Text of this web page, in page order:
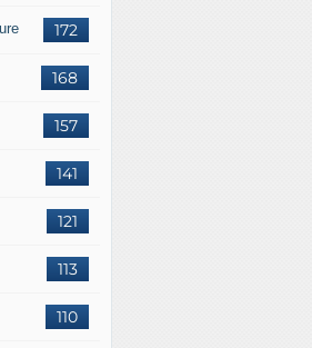
172
168
157
141
121
113
110